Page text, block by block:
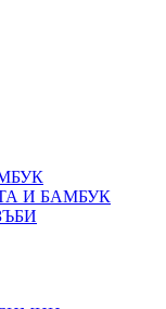
И БАМБУК